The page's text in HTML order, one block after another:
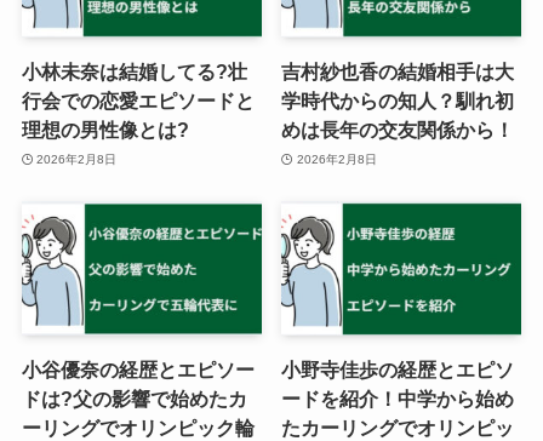
小林未奈は結婚してる?壮
行会での恋愛エピソードと
理想の男性像とは?
2026年2月8日
吉村紗也香の結婚相手は大
学時代からの知人？馴れ初
めは長年の交友関係から！
2026年2月8日
小谷優奈の経歴とエピソー
ドは?父の影響で始めたカ
ーリングでオリンピック輪
小野寺佳歩の経歴とエピソ
ードを紹介！中学から始め
たカーリングでオリンピッ